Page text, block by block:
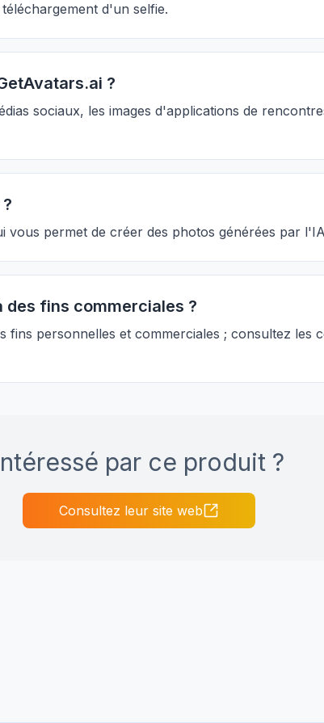
d'un selfie.
?
sociaux, les images d'applications de
vous permet de créer des photos générées par
des fins commerciales ?
personnelles et commerciales ; consultez les
par ce produit ?
Consultez leur site web